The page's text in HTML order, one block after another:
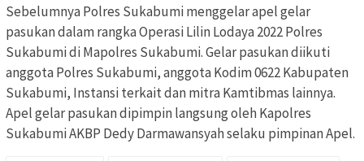
Sebelumnya Polres Sukabumi menggelar apel gelar
pasukan dalam rangka Operasi Lilin Lodaya 2022 Polres
Sukabumi di Mapolres Sukabumi. Gelar pasukan diikuti
anggota Polres Sukabumi, anggota Kodim 0622 Kabupaten
Sukabumi, Instansi terkait dan mitra Kamtibmas lainnya.
Apel gelar pasukan dipimpin langsung oleh Kapolres
Sukabumi AKBP Dedy Darmawansyah selaku pimpinan Apel.